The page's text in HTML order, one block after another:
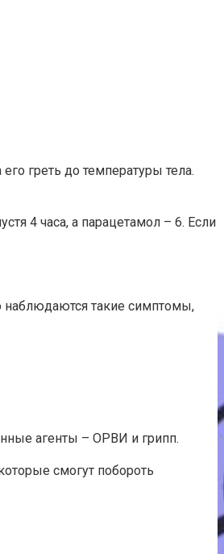
греть до температуры тела.
4 часа, а парацетамол – 6. Если
наблюдаются такие симптомы,
агенты – ОРВИ и грипп.
смогут побороть